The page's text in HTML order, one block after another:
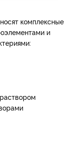
комплексные
и